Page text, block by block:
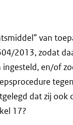
van
2013, zodat
en/of
dat zij
17?